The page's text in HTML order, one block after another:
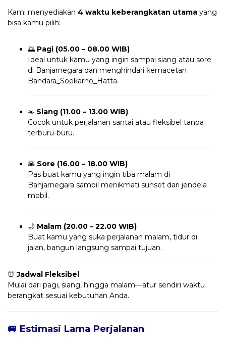
Kami menyediakan 4 waktu keberangkatan utama yang
bisa kamu pilih:
🌅 Pagi (05.00 – 08.00 WIB)
Ideal untuk kamu yang ingin sampai siang atau sore
di Banjarnegara dan menghindari kemacetan
Bandara_Soekarno_Hatta.
☀️ Siang (11.00 – 13.00 WIB)
Cocok untuk perjalanan santai atau fleksibel tanpa
terburu-buru.
🌇 Sore (16.00 – 18.00 WIB)
Pas buat kamu yang ingin tiba malam di
Banjarnegara sambil menikmati sunset dari jendela
mobil.
🌙 Malam (20.00 – 22.00 WIB)
Buat kamu yang suka perjalanan malam, tidur di
jalan, bangun langsung sampai tujuan.
⏰Jadwal Fleksibel
Mulai dari pagi, siang, hingga malam—atur sendiri waktu
berangkat sesuai kebutuhan Anda.
🚐 Estimasi Lama Perjalanan